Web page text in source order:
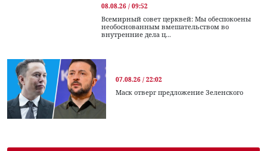
08.08.26 / 09:52
Всемирный совет церквей: Мы обеспокоены
необоснованным вмешательством во
внутренние дела ц...
07.08.26 / 22:02
Маск отверг предложение Зеленского